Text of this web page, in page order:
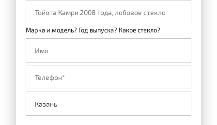
Марка и модель? Год выпуска? Какое стекло?